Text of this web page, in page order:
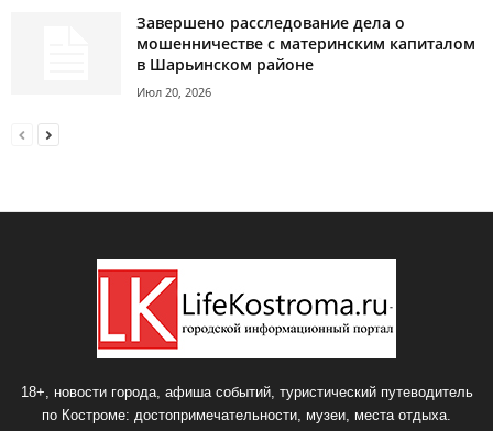
Завершено расследование дела о
мошенничестве с материнским капиталом
в Шарьинском районе
Июл 20, 2026
18+, новости города, афиша событий, туристический путеводитель
по Костроме: достопримечательности, музеи, места отдыха.